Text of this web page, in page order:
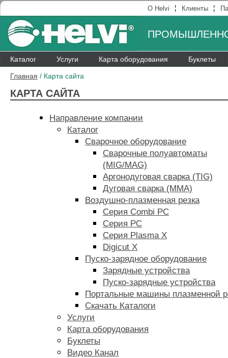
О Helvi ¦ Клиенты ¦
Каталог Услуги Карта оборудования Буклеты
Главная / Карта сайта
КАРТА САЙТА
Направление компании
Каталог
Сварочное оборудование
Сварочные полуавтоматы
(MIG/MAG)
Аргонодуговая сварка (TIG)
Дуговая сварка (MMA)
Воздушно-плазменная резка
Серия Combi PC
Серия PC
Серия Plasma X
Digicut X
Пуско-зарядное оборудование
Зарядные устройства
Пуско-зарядные устройства
Портальные машины плазменной
Скачать Каталоги
Услуги
Карта оборудования
Буклеты
Видео Канал